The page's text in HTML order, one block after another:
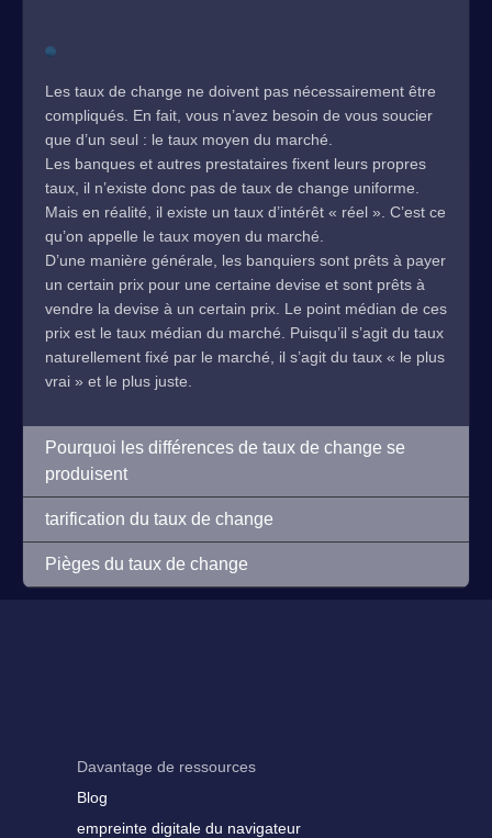
Les taux de change ne doivent pas nécessairement être
compliqués. En fait, vous n’avez besoin de vous soucier
que d’un seul : le taux moyen du marché.
Les banques et autres prestataires fixent leurs propres
taux, il n’existe donc pas de taux de change uniforme.
Mais en réalité, il existe un taux d’intérêt « réel ». C’est ce
qu’on appelle le taux moyen du marché.
D’une manière générale, les banquiers sont prêts à payer
un certain prix pour une certaine devise et sont prêts à
vendre la devise à un certain prix. Le point médian de ces
prix est le taux médian du marché. Puisqu’il s’agit du taux
naturellement fixé par le marché, il s’agit du taux « le plus
vrai » et le plus juste.
Pourquoi les différences de taux de change se
produisent
tarification du taux de change
Pièges du taux de change
Davantage de ressources
Blog
empreinte digitale du navigateur